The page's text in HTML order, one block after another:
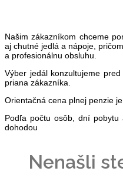
Našim zákazníkom chceme
aj chutné jedlá a nápoje,
a profesionálnu obsluhu.
Výber jedál konzultujeme
priana zákazníka.
Orientačná cena plnej penzie
Podľa počtu osôb, dní pobytu
dohodou
Nenašli